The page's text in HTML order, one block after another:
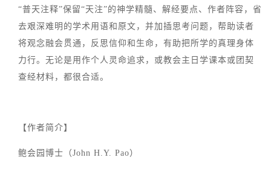
“普天注释”保留“天注”的神学精髓、解经要点、作者阵容，省
去艰深难明的学术用语和原文，并加插思考问题，帮助读者
将观念融会贯通，反思信仰和生命，有助把所学的真理身体
力行。无论是用作个人灵命追求，或教会主日学课本或团契
查经材料，都很合适。
【作者简介】
鲍会园博士（John H.Y. Pao）